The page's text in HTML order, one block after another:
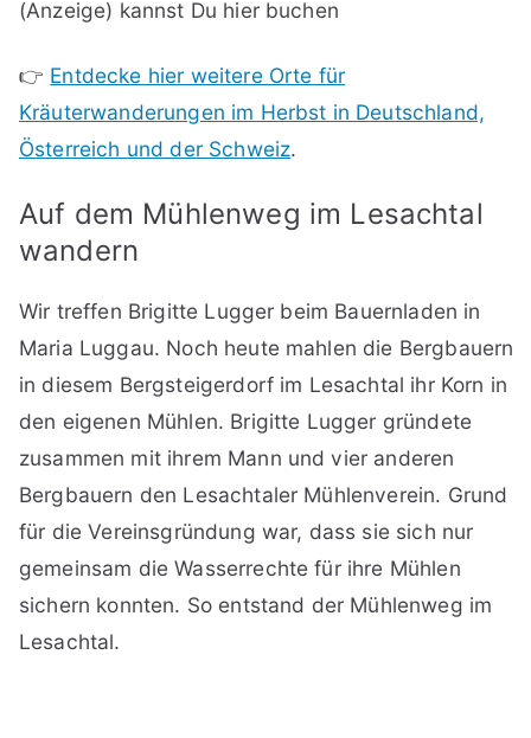
(Anzeige) kannst Du hier buchen
👉 Entdecke hier weitere Orte für
Kräuterwanderungen im Herbst in Deutschland,
Österreich und der Schweiz.
Auf dem Mühlenweg im Lesachtal
wandern
Wir treffen Brigitte Lugger beim Bauernladen in
Maria Luggau. Noch heute mahlen die Bergbauern
in diesem Bergsteigerdorf im Lesachtal ihr Korn in
den eigenen Mühlen. Brigitte Lugger gründete
zusammen mit ihrem Mann und vier anderen
Bergbauern den Lesachtaler Mühlenverein. Grund
für die Vereinsgründung war, dass sie sich nur
gemeinsam die Wasserrechte für ihre Mühlen
sichern konnten. So entstand der Mühlenweg im
Lesachtal.